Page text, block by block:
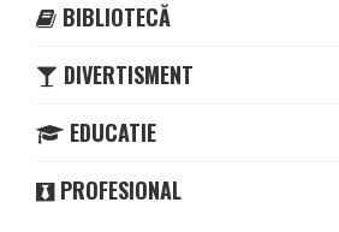
BIBLIOTECĂ
DIVERTISMENT
EDUCATIE
PROFESIONAL